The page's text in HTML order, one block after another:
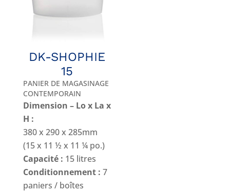
DK-SHOPHIE
15
PANIER DE MAGASINAGE
CONTEMPORAIN
Dimension – Lo x La x
H :
380 x 290 x 285mm
(15 x 11 ½ x 11 ¼ po.)
Capacité : 15 litres
Conditionnement : 7
paniers / boîtes